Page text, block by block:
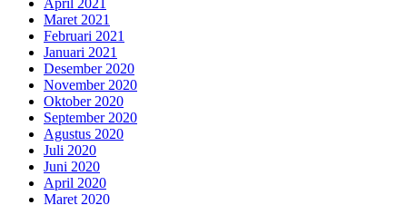
April 2021
Maret 2021
Februari 2021
Januari 2021
Desember 2020
November 2020
Oktober 2020
September 2020
Agustus 2020
Juli 2020
Juni 2020
April 2020
Maret 2020